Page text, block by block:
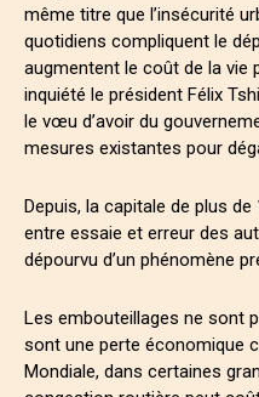
même titre que l’insécurité
quotidiens compliquent le
augmentent le coût de la vie
inquiété le président Félix
le vœu d’avoir du
mesures existantes pour
Depuis, la capitale de plus
entre essaie et erreur des
dépourvu d’un phénomène
Les embouteillages ne sont
sont une perte économique
Mondiale, dans certaines